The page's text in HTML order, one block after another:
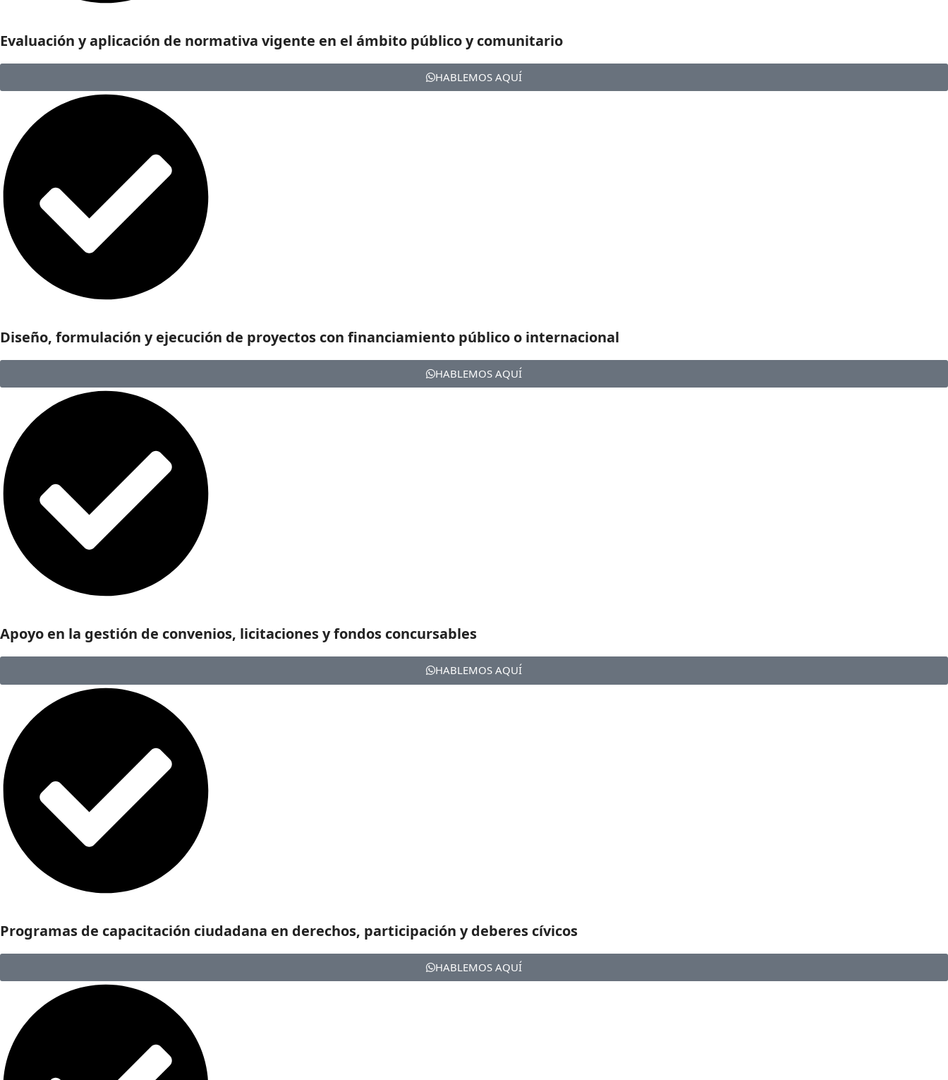
Evaluación y aplicación de normativa vigente en el ámbito público y comunitario
HABLEMOS AQUÍ
Diseño, formulación y ejecución de proyectos con financiamiento público o internacional
HABLEMOS AQUÍ
Apoyo en la gestión de convenios, licitaciones y fondos concursables
HABLEMOS AQUÍ
Programas de capacitación ciudadana en derechos, participación y deberes cívicos
HABLEMOS AQUÍ